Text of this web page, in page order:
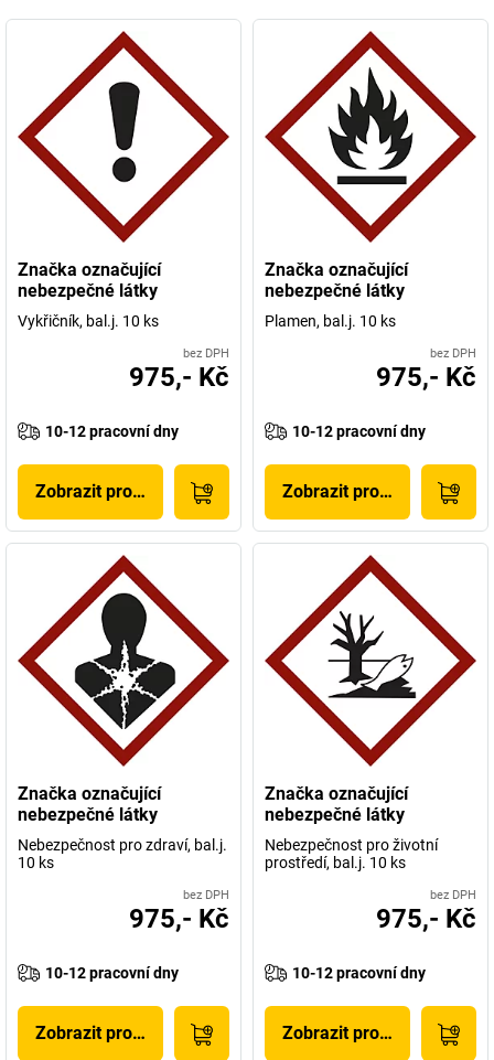
Značka označující
nebezpečné látky
Vykřičník, bal.j. 10 ks
bez DPH
975,- Kč
10-12 pracovní dny
Zobrazit produkt
Značka označující
nebezpečné látky
Plamen, bal.j. 10 ks
bez DPH
975,- Kč
10-12 pracovní dny
Zobrazit produkt
Značka označující
nebezpečné látky
Nebezpečnost pro zdraví, bal.j.
10 ks
bez DPH
975,- Kč
10-12 pracovní dny
Zobrazit produkt
Značka označující
nebezpečné látky
Nebezpečnost pro životní
prostředí, bal.j. 10 ks
bez DPH
975,- Kč
10-12 pracovní dny
Zobrazit produkt